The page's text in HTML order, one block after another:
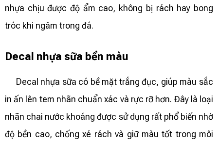
nhựa chịu được độ ẩm cao, không bị rách hay bong
tróc khi ngâm trong đá.
Decal nhựa sữa bền màu
Decal nhựa sữa có bề mặt trắng đục, giúp màu sắc
in ấn lên tem nhãn chuẩn xác và rực rỡ hơn. Đây là loại
nhãn chai nước khoáng được sử dụng rất phổ biến nhờ
độ bền cao, chống xé rách và giữ màu tốt trong môi